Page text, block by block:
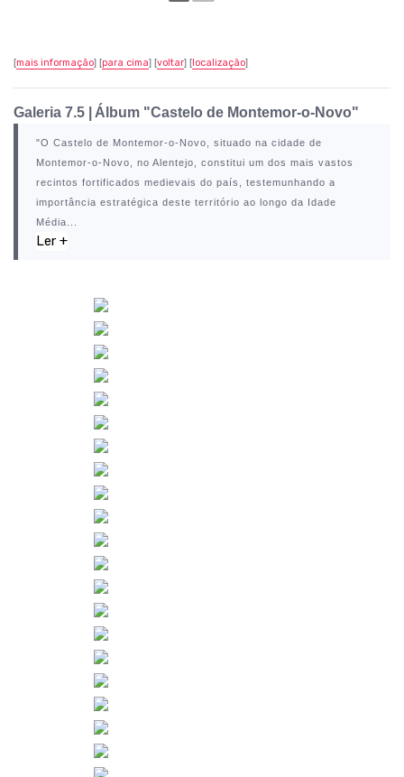
[mais informação] [para cima] [voltar] [localização]
Galeria 7.5 | Álbum "Castelo de Montemor-o-Novo"
"O Castelo de Montemor-o-Novo , situado na cidade de
Montemor-o-Novo , no Alentejo, constitui um dos mais vastos
recintos fortificados medievais do país, testemunhando a
importância estratégica deste território ao longo da Idade
Média...
Ler +